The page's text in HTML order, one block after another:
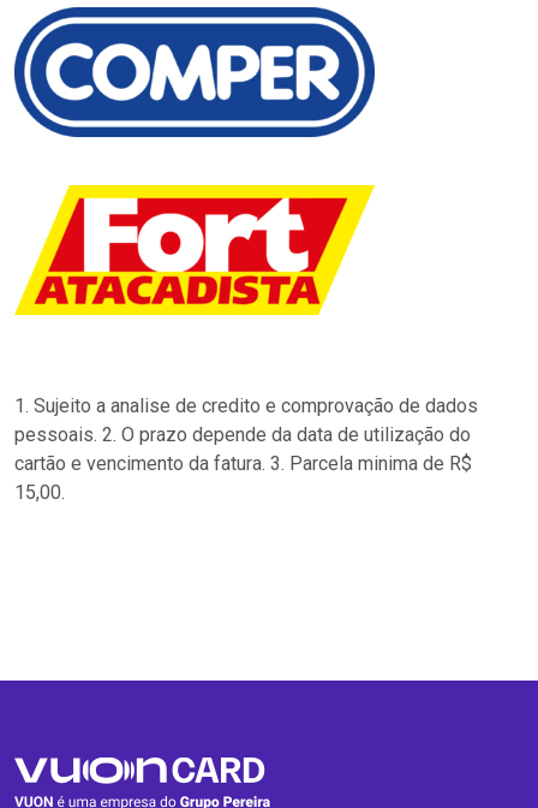
1. Sujeito a analise de credito e comprovação de dados
pessoais. 2. O prazo depende da data de utilização do
cartão e vencimento da fatura. 3. Parcela minima de R$
15,00.